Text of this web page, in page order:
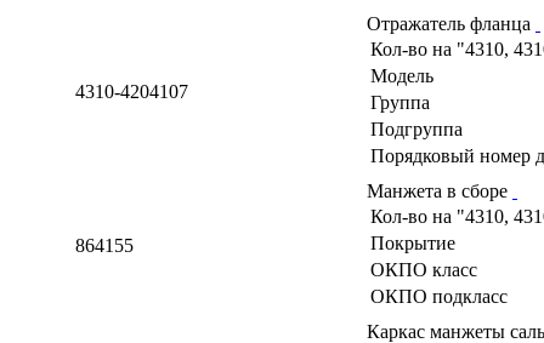
4310-4204107
Отражатель фланца
Кол-во на "4310,
Модель
Группа
Подгруппа
Порядковый номер
864155
Манжета в сборе
Кол-во на "4310,
Покрытие
ОКПО класс
ОКПО подкласс
Каркас манжеты